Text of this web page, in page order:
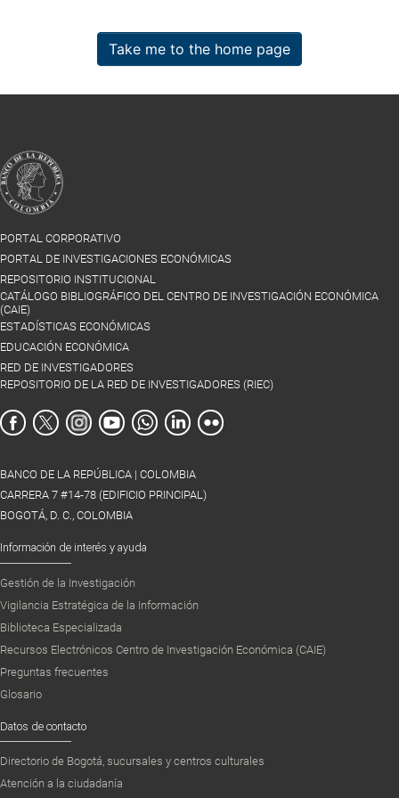
Take me to the home page
PORTAL CORPORATIVO
PORTAL DE INVESTIGACIONES ECONÓMICAS
REPOSITORIO INSTITUCIONAL
CATÁLOGO BIBLIOGRÁFICO DEL CENTRO DE INVESTIGACIÓN ECONÓMICA
(CAIE)
ESTADÍSTICAS ECONÓMICAS
EDUCACIÓN ECONÓMICA
RED DE INVESTIGADORES
REPOSITORIO DE LA RED DE INVESTIGADORES (RIEC)
BANCO DE LA REPÚBLICA | COLOMBIA
CARRERA 7 #14-78 (EDIFICIO PRINCIPAL)
BOGOTÁ, D. C., COLOMBIA
Información de interés y ayuda
Gestión de la Investigación
Vigilancia Estratégica de la Información
Biblioteca Especializada
Recursos Electrónicos Centro de Investigación Económica (CAIE)
Preguntas frecuentes
Glosario
Datos de contacto
Directorio de Bogotá, sucursales y centros culturales
Atención a la ciudadanía